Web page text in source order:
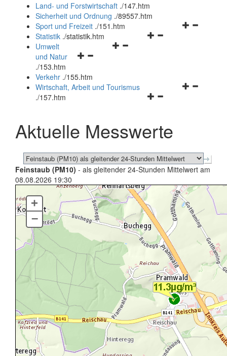
und
schließen
Land- und Forstwirtschaft ./147.htm
Sicherheit und Ordnung ./89557.htm
Navigationsmenü
Sport und Freizeit ./151.htm
Navigationsmenü
Statistik ./statistik.htm
Navigationsmenü
und
schließen
Umwelt
und Natur
./153.htm
Verkehr ./155.htm
Navigationsmenü
schließen
Wirtschaft, Arbeit und Tourismus
./157.htm
Aktuelle Messwerte
Feinstaub (PM10) - als gleitender 24-Stunden Mittelwert am
08.08.2026 19:30
+
–